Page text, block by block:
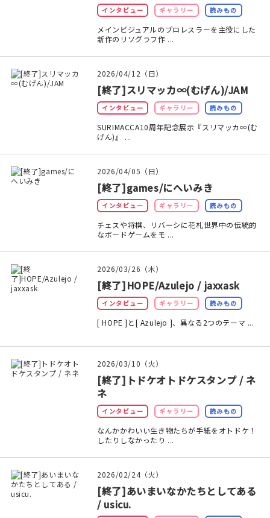
お問い合わせ
インタビュー ギャラリー 読みもの
メインビジュアルのプロレスラーを主役にした
新作のリソグラフ作 ...
2026/04/12（日）
[終了]スリマッカ∞(むげん)/JAM
インタビュー ギャラリー 読みもの
SURIMACCA10周年記念展示『スリマッカ∞(む
げん)』 ...
2026/04/05（日）
[終了]games/にへいみき
インタビュー ギャラリー 読みもの
チェスや将棋、リバーシに花札世界中の伝統的
なボードゲームをモ ...
2026/03/26（木）
[終了]HOPE/Azulejo / jaxxask
インタビュー ギャラリー 読みもの
[ HOPE ]と[ Azulejo ]、異なる2つのテーマ ...
2026/03/10（火）
[終了]トドケオトドケスタンプ / ネ
ネ
インタビュー ギャラリー 読みもの
なんかかわいい生き物たちが手紙をオトドケ！
したりしなかったり ...
2026/02/24（火）
[終了]あいまいなかたちとしてある
/ usicu.